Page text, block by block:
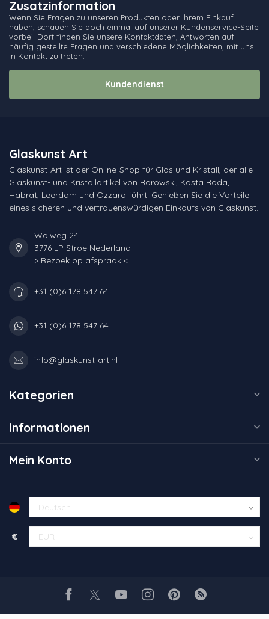
Zusatzinformation
Wenn Sie Fragen zu unseren Produkten oder Ihrem Einkauf
haben, schauen Sie doch einmal auf unserer Kundenservice-Seite
vorbei. Dort finden Sie unsere Kontaktdaten, Antworten auf
häufig gestellte Fragen und verschiedene Möglichkeiten, mit uns
in Kontakt zu treten.
Kundendienst
Glaskunst Art
Glaskunst-Art ist der Online-Shop für Glas und Kristall, der alle
Glaskunst- und Kristallartikel von Borowski, Kosta Boda,
Habrat, Leerdam und Ozzaro führt. Genießen Sie die Vorteile
eines sicheren und vertrauenswürdigen Einkaufs von Glaskunst.
Wolweg 24
3776 LP Stroe Nederland
> Bezoek op afspraak <
+31 (0)6 178 547 64
+31 (0)6 178 547 64
info@glaskunst-art.nl
Kategorien
Informationen
Mein Konto
€